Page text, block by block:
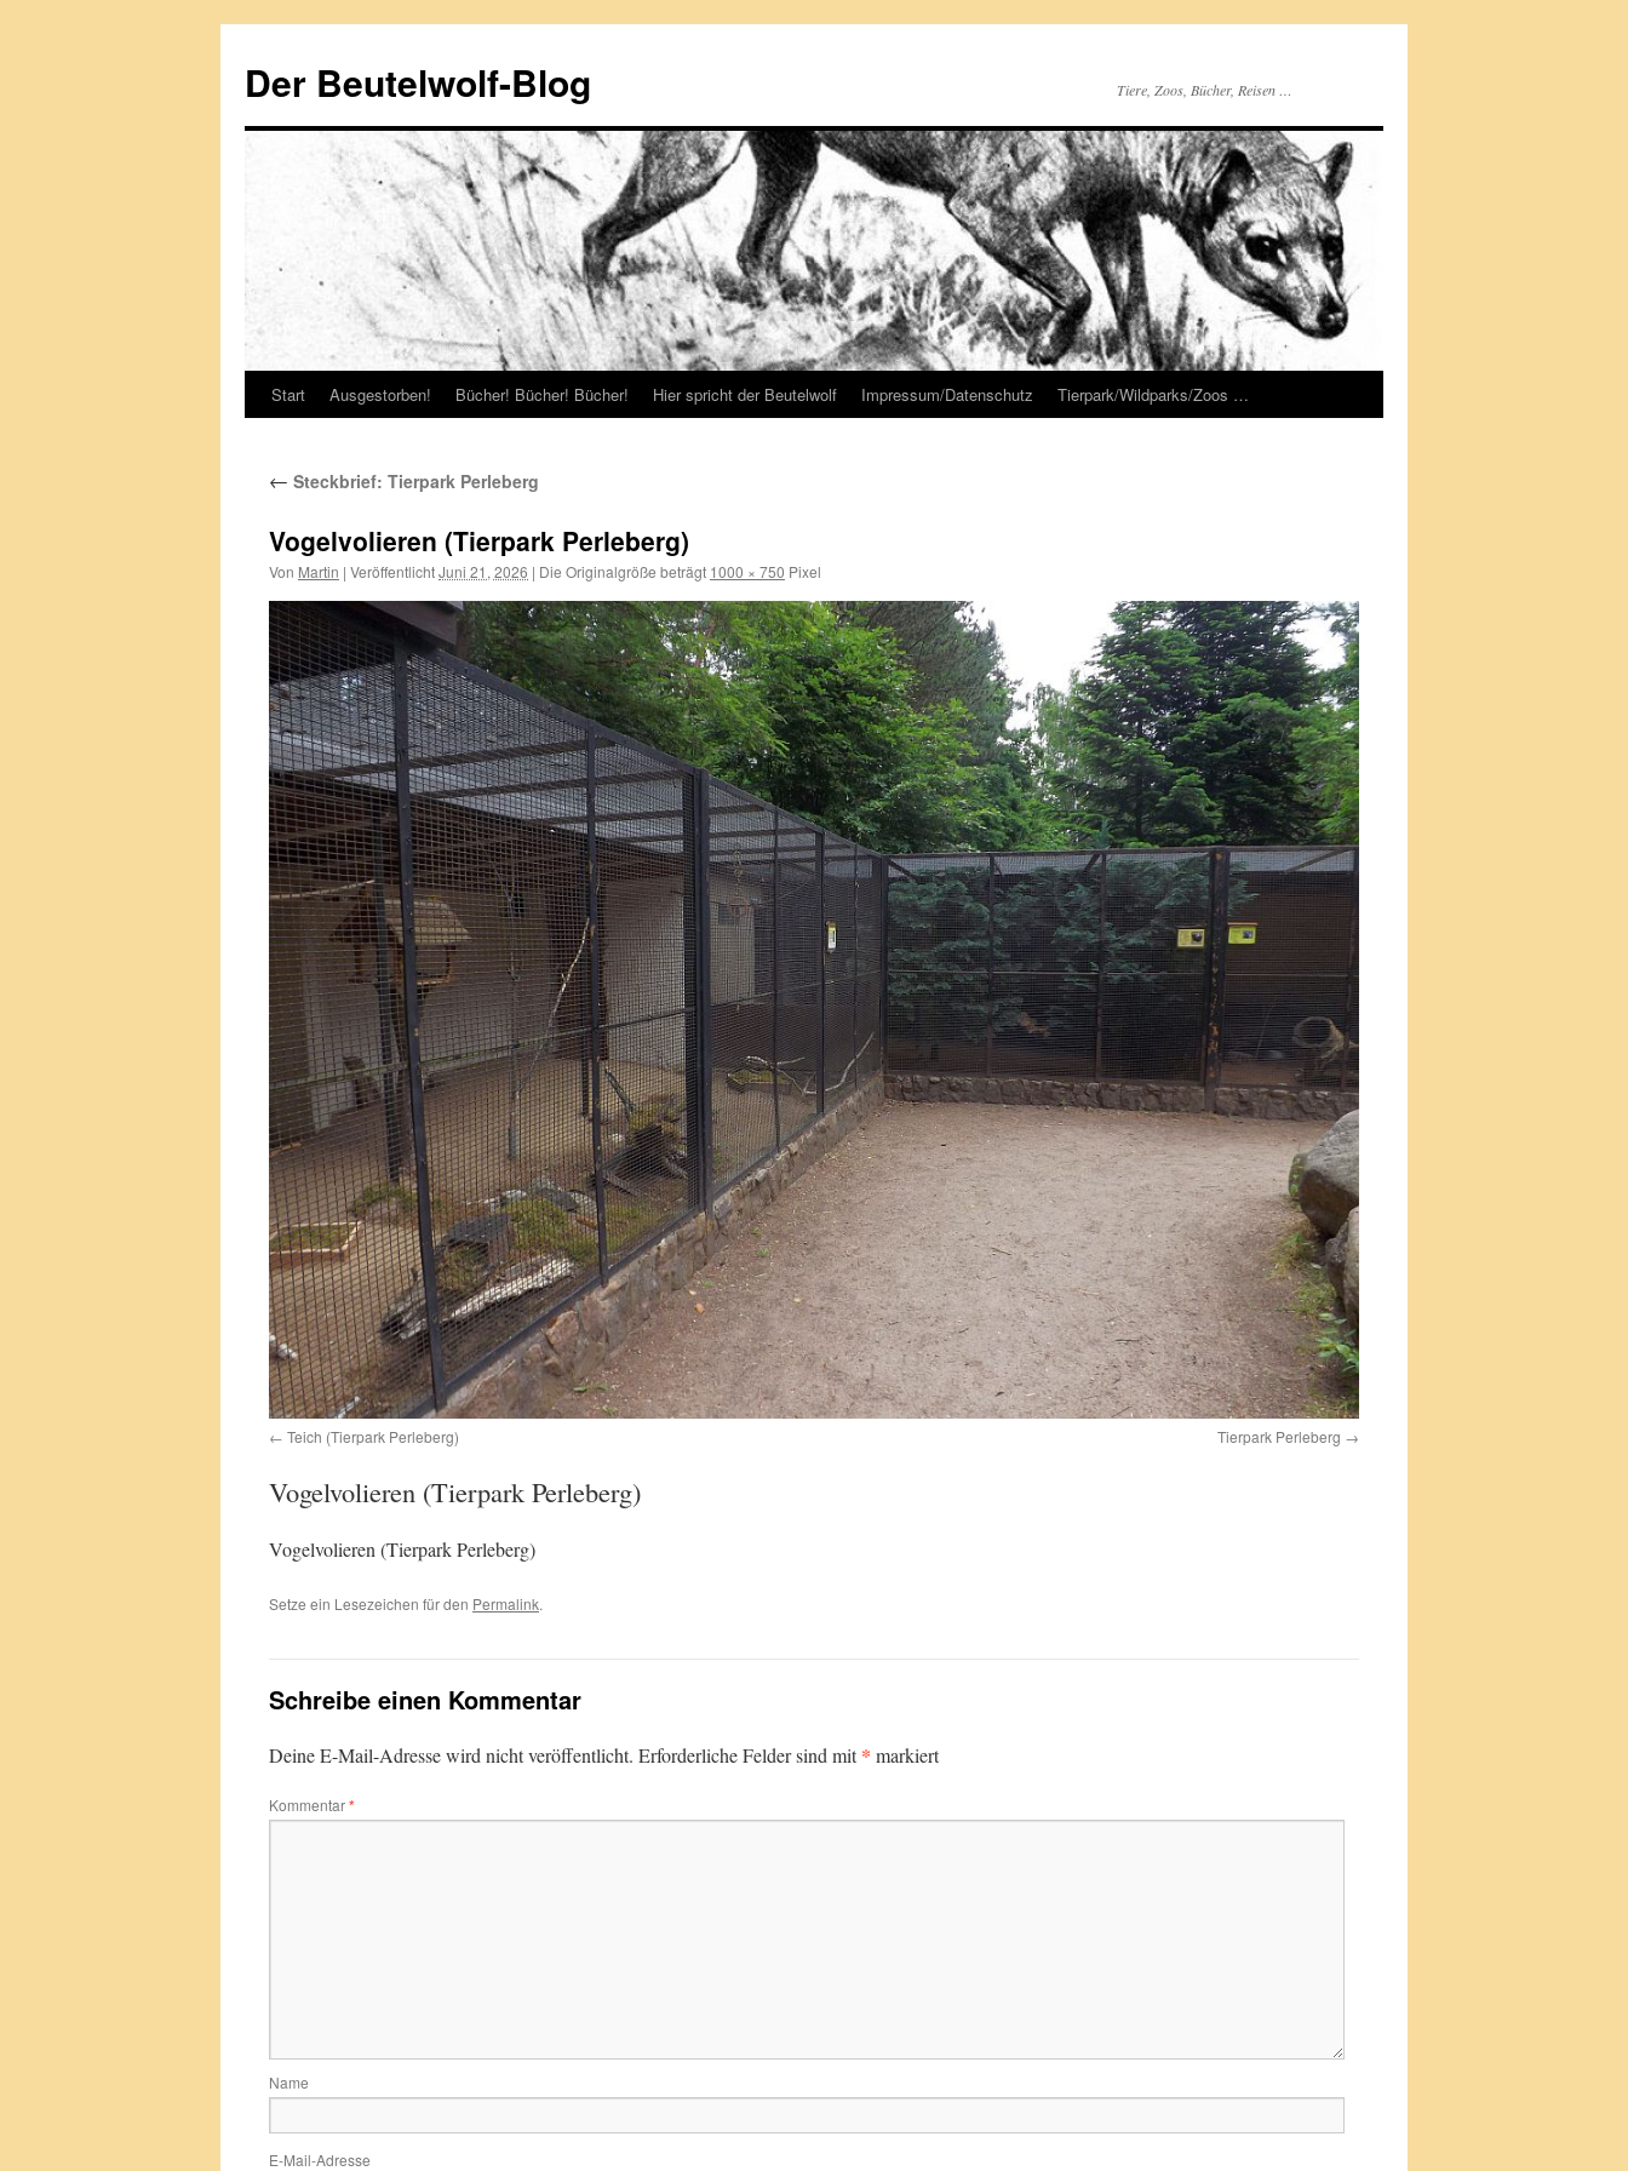
springen
Der Beutelwolf-Blog Tiere, Zoos, Bücher, Reisen …
Start Ausgestorben! Bücher! Bücher! Bücher! Hier spricht der Beutelwolf Impressum/Datenschutz Tierpark/Wildparks/Zoos …
← Steckbrief: Tierpark Perleberg
Vogelvolieren (Tierpark Perleberg)
Von Martin | VeröffentlichtJuni 21, 2026 | Die Originalgröße beträgt 1000 × 750 Pixel
Teich (Tierpark Perleberg) Tierpark Perleberg
Vogelvolieren (Tierpark Perleberg)
Vogelvolieren (Tierpark Perleberg)
Setze ein Lesezeichen für den Permalink.
Schreibe einen Kommentar
Deine E-Mail-Adresse wird nicht veröffentlicht. Erforderliche Felder sind mit* markiert
Kommentar*
Name
E-Mail-Adresse